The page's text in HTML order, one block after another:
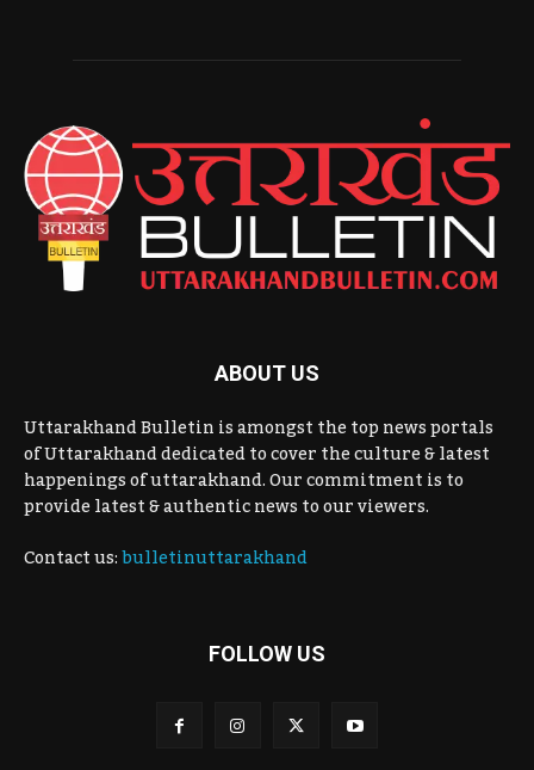
ABOUT US
Uttarakhand Bulletin is amongst the top news portals
of Uttarakhand dedicated to cover the culture & latest
happenings of uttarakhand. Our commitment is to
provide latest & authentic news to our viewers.
Contact us:bulletinuttarakhand
FOLLOW US